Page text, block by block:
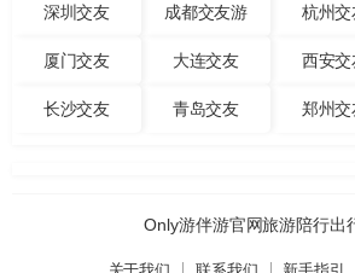
深圳交友 成都交友游 杭州交
厦门交友 大连交友 西安交
长沙交友 青岛交友 郑州交
Only游伴游官网旅游陪行出